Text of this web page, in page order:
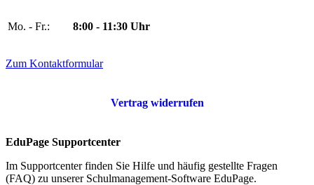
Mo. - Fr.: 8:00 - 11:30 Uhr
Zum Kontaktformular
Vertrag widerrufen
EduPage Supportcenter
Im Supportcenter finden Sie Hilfe und häufig gestellte Fragen
(FAQ) zu unserer Schulmanagement-Software EduPage.